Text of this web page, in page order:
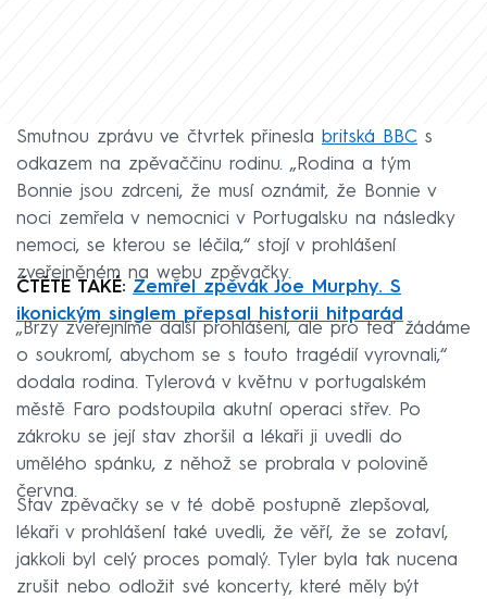
Smutnou zprávu ve čtvrtek přinesla britská BBC s
odkazem na zpěvaččinu rodinu. „Rodina a tým
Bonnie jsou zdrceni, že musí oznámit, že Bonnie v
noci zemřela v nemocnici v Portugalsku na následky
nemoci, se kterou se léčila,“ stojí v prohlášení
zveřejněném na webu zpěvačky.
ČTĚTE TAKÉ: Zemřel zpěvák Joe Murphy. S
ikonickým singlem přepsal historii hitparád
„Brzy zveřejníme další prohlášení, ale pro teď žádáme
o soukromí, abychom se s touto tragédií vyrovnali,“
dodala rodina. Tylerová v květnu v portugalském
městě Faro podstoupila akutní operaci střev. Po
zákroku se její stav zhoršil a lékaři ji uvedli do
umělého spánku, z něhož se probrala v polovině
června.
Stav zpěvačky se v té době postupně zlepšoval,
lékaři v prohlášení také uvedli, že věří, že se zotaví,
jakkoli byl celý proces pomalý. Tyler byla tak nucena
zrušit nebo odložit své koncerty, které měly být